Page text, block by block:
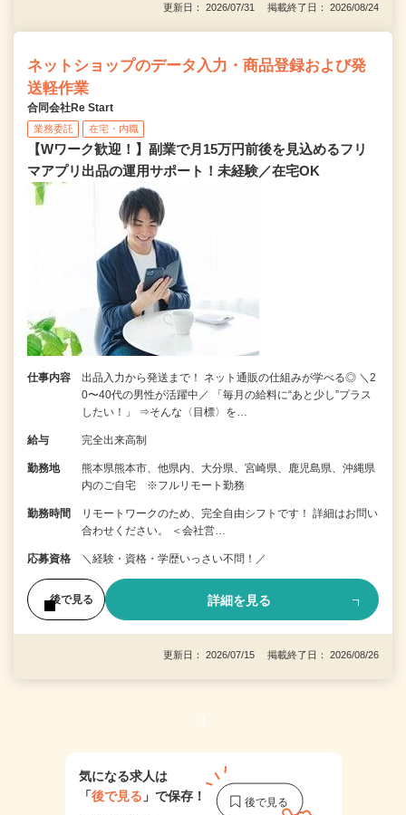
更新日： 2026/07/31 掲載終了日： 2026/08/24
ネットショップのデータ入力・商品登録および発
送軽作業
合同会社Re Start
業務委託 在宅・内職
【Wワーク歓迎！】副業で月15万円前後を見込めるフリ
マアプリ出品の運用サポート！未経験／在宅OK
仕事内容
出品入力から発送まで！ ネット通販の仕組みが学べる◎ ＼2
0〜40代の男性が活躍中／ 「毎月の給料に“あと少し”プラス
したい！」 ⇒そんな〈目標〉を…
給与 完全出来高制
勤務地
熊本県熊本市、他県内、大分県、宮崎県、鹿児島県、沖縄県
内のご自宅 ※フルリモート勤務
勤務時間
リモートワークのため、完全自由シフトです！ 詳細はお問い
合わせください。 ＜会社営…
応募資格 ＼経験・資格・学歴いっさい不問！／
後で見る 詳細を見る
更新日： 2026/07/15 掲載終了日： 2026/08/26
1
気になる求人は
「後で見る 」で保存！